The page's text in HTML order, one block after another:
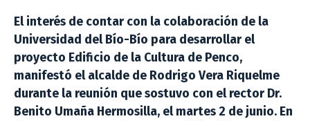
El interés de contar con la colaboración de la
Universidad del Bío-Bío para desarrollar el
proyecto Edificio de la Cultura de Penco,
manifestó el alcalde de Rodrigo Vera Riquelme
durante la reunión que sostuvo con el rector Dr.
Benito Umaña Hermosilla, el martes 2 de junio. En